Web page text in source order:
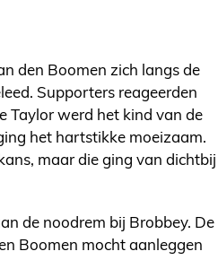
den Boomen zich langs de
Supporters reageerden
Taylor werd het kind van de
het hartstikke moeizaam.
maar die ging van dichtbij
de noodrem bij Brobbey. De
Boomen mocht aanleggen